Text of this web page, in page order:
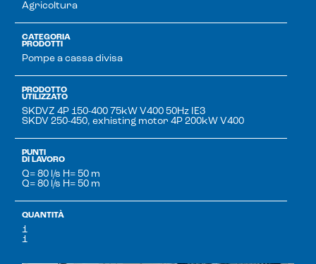
Agricoltura
CATEGORIA
PRODOTTI
Pompe a cassa divisa
PRODOTTO
UTILIZZATO
SKDVZ 4P 150-400 75kW V400 50Hz IE3
SKDV 250-450, exhisting motor 4P 200kW V400
PUNTI
DI LAVORO
Q= 80 l/s H= 50 m
Q= 80 l/s H= 50 m
QUANTITÀ
1
1